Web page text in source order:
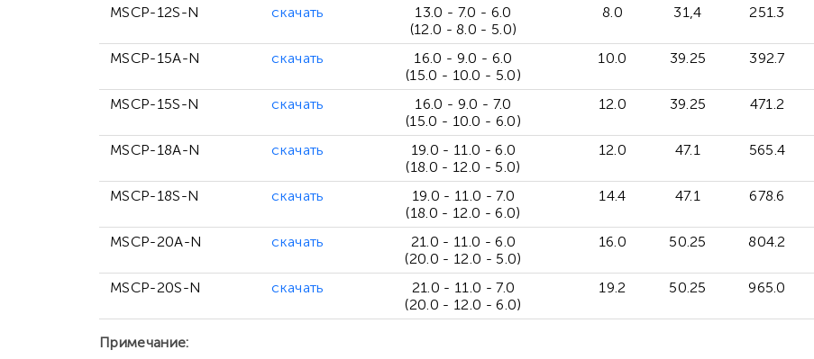
MSCP-12S-N скачать
13.0 - 7.0 - 6.0
(12.0 - 8.0 - 5.0)
8.0 31,4 251.3
MSCP-15A-N скачать
16.0 - 9.0 - 6.0
(15.0 - 10.0 - 5.0)
10.0 39.25 392.7
MSCP-15S-N скачать
16.0 - 9.0 - 7.0
(15.0 - 10.0 - 6.0)
12.0 39.25 471.2
MSCP-18A-N скачать
19.0 - 11.0 - 6.0
(18.0 - 12.0 - 5.0)
12.0 47.1 565.4
MSCP-18S-N скачать
19.0 - 11.0 - 7.0
(18.0 - 12.0 - 6.0)
14.4 47.1 678.6
MSCP-20A-N скачать
21.0 - 11.0 - 6.0
(20.0 - 12.0 - 5.0)
16.0 50.25 804.2
MSCP-20S-N скачать
21.0 - 11.0 - 7.0
(20.0 - 12.0 - 6.0)
19.2 50.25 965.0
Примечание: